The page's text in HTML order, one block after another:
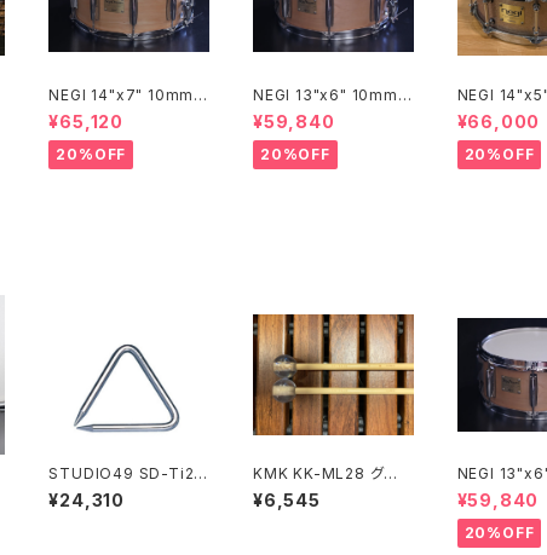
NEGI 14"x7" 10mm
メイプルスネア M10R1
470P-S2N
¥65,120
20%OFF
NEGI 13"x6" 10mm
メイプルスネア M10R1
360R8-S2N
¥59,840
20%OFF
NEGI
イプルスネ
450PI-S2HB
¥66,000
20%OFF
STUDIO49 SD-Ti2
トライアングル
¥24,310
KMK KK-ML28 グロッ
ケンシュピールマレット
¥6,545
NEGI
メイプルスネ
360R8-S2N
¥59,840
20%OFF